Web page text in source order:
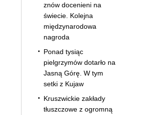
znów docenieni na
świecie. Kolejna
międzynarodowa
nagroda
Ponad tysiąc
pielgrzymów dotarło na
Jasną Górę. W tym
setki z Kujaw
Kruszwickie zakłady
tłuszczowe z ogromną